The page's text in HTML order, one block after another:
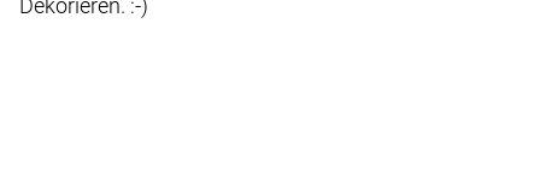
Dekorieren. :-)